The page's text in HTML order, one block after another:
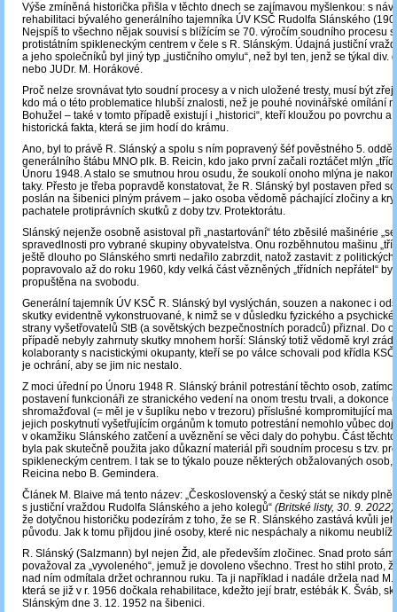
Výše zmíněná historička přišla v těchto dnech se zajímavou myšlenkou: s
rehabilitaci bývalého generálního tajemníka ÚV KSČ Rudolfa Slánského
Nejspíš to všechno nějak souvisí s blížícím se 70. výročím soudního procesu s
protistátním spikleneckým centrem v čele s R. Slánským. Údajná justiční
a jeho společníků byl jiný typ „justičního omylu“, než byl ten, jenž se týkal div.
nebo JUDr. M. Horákové.
Proč nelze srovnávat tyto soudní procesy a v nich uložené tresty, musí být
kdo má o této problematice hlubší znalosti, než je pouhé novinářské omílání
Bohužel – také v tomto případě existují i „historici“, kteří kloužou po povrchu a
historická fakta, která se jim hodí do krámu.
Ano, byl to právě R. Slánský a spolu s ním popravený šéf pověstného 5.
generálního štábu MNO plk. B. Reicin, kdo jako první začali roztáčet mlýn
Únoru 1948. A stalo se smutnou hrou osudu, že soukolí onoho mlýna je
taky. Přesto je třeba popravdě konstatovat, že R. Slánský byl postaven před
poslán na šibenici plným právem – jako osoba vědomě páchající zločiny a
pachatele protiprávních skutků z doby tzv. Protektorátu.
Slánský nejenže osobně asistoval při „nastartování“ této zběsilé mašinérie
spravedlnosti pro vybrané skupiny obyvatelstva. Onu rozběhnutou mašinu
ještě dlouho po Slánského smrti nedařilo zabrzdit, natož zastavit: z
popravovalo až do roku 1960, kdy velká část vězněných „třídních nepřátel“
propuštěna na svobodu.
Generální tajemník ÚV KSČ R. Slánský byl vyslýchán, souzen a nakonec i
skutky evidentně vykonstruované, k nimž se v důsledku fyzického a
strany vyšetřovatelů StB (a sovětských bezpečnostních poradců) přiznal. Do
případě nebyly zahrnuty skutky mnohem horší: Slánský totiž vědomě kryl
kolaboranty s nacistickými okupanty, kteří se po válce schovali pod křídla
je ochrání, aby se jim nic nestalo.
Z moci úřední po Únoru 1948 R. Slánský bránil potrestání těchto osob,
postavení funkcionáři ze stranického vedení na onom trestu trvali, a dokonce
shromažďoval (= měl je v šuplíku nebo v trezoru) příslušné kompromitující
jejich poskytnutí vyšetřujícím orgánům k tomuto potrestání nemohlo vůbec
v okamžiku Slánského zatčení a uvěznění se věci daly do pohybu. Část
byla pak skutečně použita jako důkazní materiál při soudním procesu s tzv.
spikleneckým centrem. I tak se to týkalo pouze některých obžalovaných osob,
Reicina nebo B. Gemindera.
Článek M. Blaive má tento název: „Československý a český stát se nikdy
s justiční vraždou Rudolfa Slánského a jeho kolegů“ (Britské listy, 30. 9. 2022)
že dotyčnou historičku podezírám z toho, že se R. Slánského zastává kvůli
původu. Jak k tomu přijdou jiné osoby, které nic nespáchaly a nikomu
R. Slánský (Salzmann) byl nejen Žid, ale především zločinec. Snad proto sám
považoval za „vyvoleného“, jemuž je dovoleno všechno. Trest ho stihl proto,
nad ním odmítala držet ochrannou ruku. Ta ji například i nadále držela nad M.
která se již v r. 1956 dočkala rehabilitace, kdežto její bratr, estébák K. Šváb,
Slánským dne 3. 12. 1952 na šibenici.